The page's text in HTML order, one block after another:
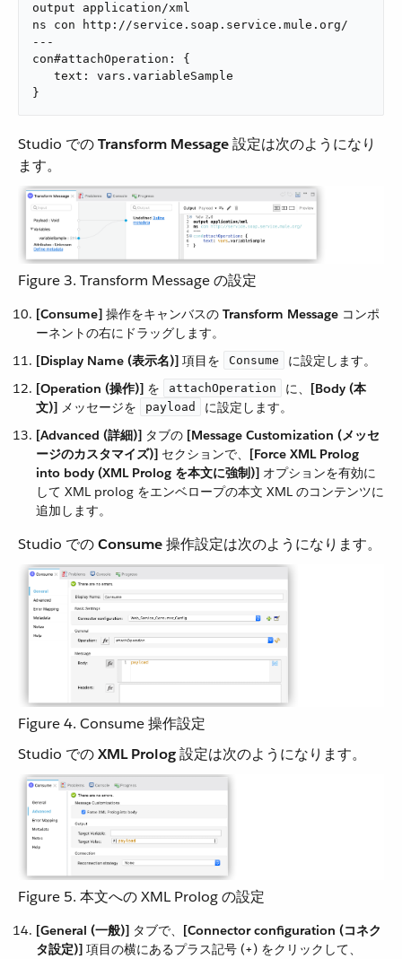
output application/xml
ns con http://service.soap.service.mule.org/
---
con#attachOperation: {
   text: vars.variableSample
}
Studio での ​Transform Message​ 設定は次のようになり
ます。
Figure 3. Transform Message の設定
[Consume] ​ 操作をキャンバスの ​ Transform Message ​ コンポ
ーネントの右にドラッグします。
[Display Name (表示名)] ​ 項目を ​ Consume
​ に設定します。
[Operation (操作)] ​ を ​ attachOperation ​ に、​ [Body (本
文)] ​ メッセージを ​ payload
​ に設定します。
[Advanced (詳細)] ​ タブの ​ [Message Customization (メッセ
ージのカスタマイズ)] ​ セクションで、​ [Force XML Prolog
into body (XML Prolog を本文に強制)] ​ オプションを有効に
して XML prolog をエンベロープの本文 XML のコンテンツに
追加します。
Studio での ​Consume​ 操作設定は次のようになります。
Figure 4. Consume 操作設定
Studio での ​XML Prolog​ 設定は次のようになります。
Figure 5. 本文への XML Prolog の設定
[General (一般)] ​ タブで、​ [Connector configuration (コネク
タ設定)] ​ 項目の横にあるプラス記号 (+) をクリックして、​